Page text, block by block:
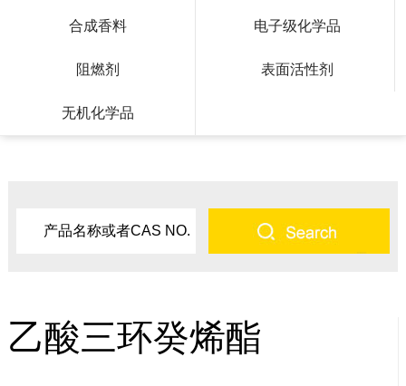
合成香料 电子级化学品
阻燃剂 表面活性剂
无机化学品
乙酸三环癸烯酯